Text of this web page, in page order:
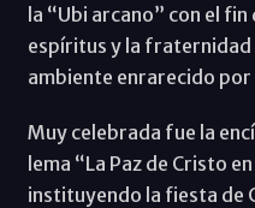
la “Ubi arcano” con el
espíritus y la fraternidad
ambiente enrarecido
Muy celebrada fue la
lema “La Paz de Cristo
instituyendo la fiesta de